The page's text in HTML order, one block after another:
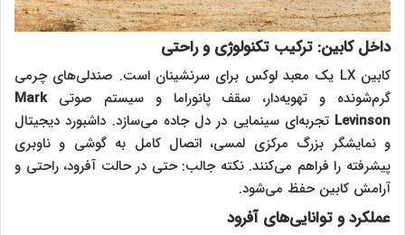
داخل کابین: ترکیب تکنولوژی و راحتی
کابین LX یک معبد لوکس برای سرنشینان است. صندلی‌های چرمی
گرم‌شونده و تهویه‌دار، سقف پانوراما و سیستم صوتیMark
Levinson تجربه‌ای سینمایی در دل جاده می‌سازد. داشبورد دیجیتال
و نمایشگر بزرگ مرکزی لمسی، اتصال کامل به گوشی و ناوبری
پیشرفته را فراهم می‌کنند. نکته جالب: حتی در حالت آفرود، راحتی و
آرامش کابین حفظ می‌شود.
عملکرد و توانایی‌های آفرود